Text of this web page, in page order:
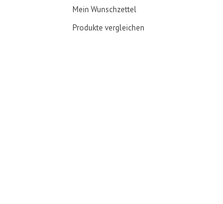
Mein Wunschzettel
Produkte vergleichen